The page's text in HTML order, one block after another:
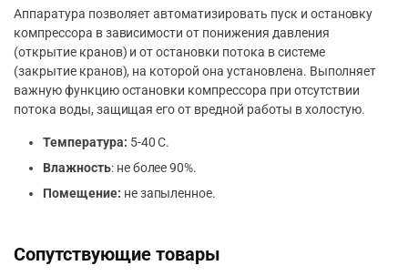
Аппаратура позволяет автоматизировать пуск и остановку
компрессора в зависимости от понижения давления
(открытие кранов) и от остановки потока в системе
(закрытие кранов), на которой она установлена. Выполняет
важную функцию остановки компрессора при отсутствии
потока воды, защищая его от вредной работы в холостую.
Температура: 5-40 С.
Влажность: не более 90%.
Помещение: не запыленное.
Сопутствующие товары